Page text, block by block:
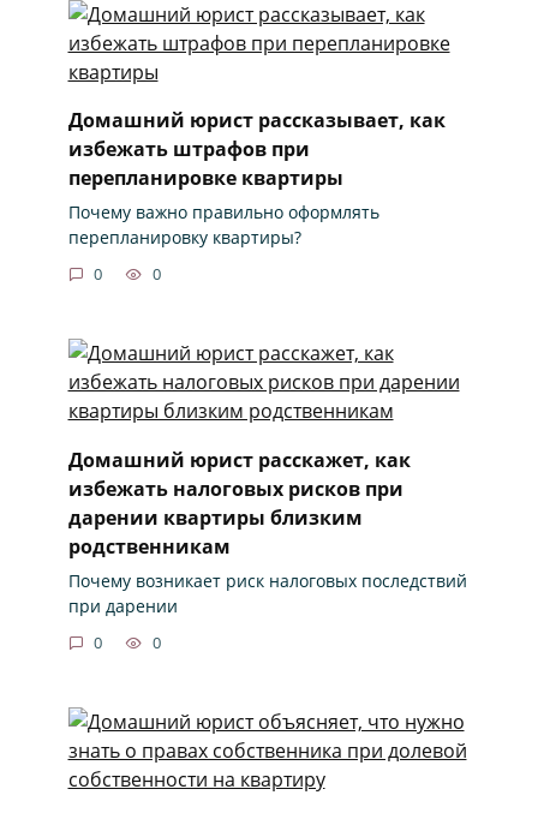
Домашний юрист рассказывает, как
избежать штрафов при
перепланировке квартиры
Почему важно правильно оформлять
перепланировку квартиры?
0 0
Домашний юрист расскажет, как
избежать налоговых рисков при
дарении квартиры близким
родственникам
Почему возникает риск налоговых последствий
при дарении
0 0